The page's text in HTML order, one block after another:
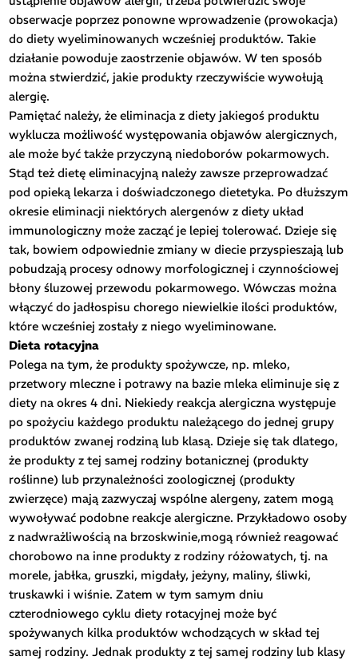
obserwacje poprzez ponowne wprowadzenie (prowokacja)
do diety wyeliminowanych wcześniej produktów. Takie
działanie powoduje zaostrzenie objawów. W ten sposób
można stwierdzić, jakie produkty rzeczywiście wywołują
alergię.
Pamiętać należy, że eliminacja z diety jakiegoś produktu
wyklucza możliwość występowania objawów alergicznych,
ale może być także przyczyną niedoborów pokarmowych.
Stąd też dietę eliminacyjną należy zawsze przeprowadzać
pod opieką lekarza i doświadczonego dietetyka. Po dłuższym
okresie eliminacji niektórych alergenów z diety układ
immunologiczny może zacząć je lepiej tolerować. Dzieje się
tak, bowiem odpowiednie zmiany w diecie przyspieszają lub
pobudzają procesy odnowy morfologicznej i czynnościowej
błony śluzowej przewodu pokarmowego. Wówczas można
włączyć do jadłospisu chorego niewielkie ilości produktów,
które wcześniej zostały z niego wyeliminowane.
Dieta rotacyjna
Polega na tym, że produkty spożywcze, np. mleko,
przetwory mleczne i potrawy na bazie mleka eliminuje się z
diety na okres 4 dni. Niekiedy reakcja alergiczna występuje
po spożyciu każdego produktu należącego do jednej grupy
produktów zwanej rodziną lub klasą. Dzieje się tak dlatego,
że produkty z tej samej rodziny botanicznej (produkty
roślinne) lub przynależności zoologicznej (produkty
zwierzęce) mają zazwyczaj wspólne alergeny, zatem mogą
wywoływać podobne reakcje alergiczne. Przykładowo osoby
z nadwrażliwością na brzoskwinie,mogą również reagować
chorobowo na inne produkty z rodziny różowatych, tj. na
morele, jabłka, gruszki, migdały, jeżyny, maliny, śliwki,
truskawki i wiśnie. Zatem w tym samym dniu
czterodniowego cyklu diety rotacyjnej może być
spożywanych kilka produktów wchodzących w skład tej
samej rodziny. Jednak produkty z tej samej rodziny lub klasy